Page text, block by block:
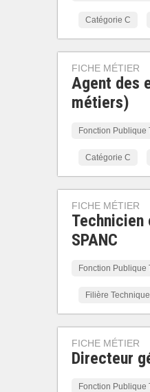
Catégorie C
FICHE MÉTIER
Agent des
métiers)
Fonction Publique
Catégorie C
FICHE MÉTIER
Technicien
SPANC
Fonction Publique
Filière Technique
FICHE MÉTIER
Directeur
Fonction Publique